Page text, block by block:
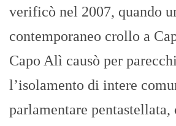
verificò nel 2007, quando
contemporaneo crollo a
Capo Alì causò per
l’isolamento di intere
parlamentare pentastellata,